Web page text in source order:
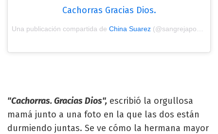
Cachorras Gracias Dios.
Una publicación compartida de China Suarez (@sangrejaponesa) el
"Cachorras. Gracias Dios", escribió la orgullosa
mamá junto a una foto en la que las dos están
durmiendo juntas. Se ve cómo la hermana mayor